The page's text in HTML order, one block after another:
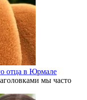
отца в Юрмале
мы часто